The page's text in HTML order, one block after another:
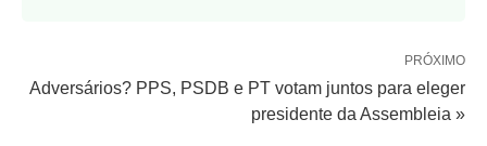
PRÓXIMO
Adversários? PPS, PSDB e PT votam juntos para eleger
presidente da Assembleia »